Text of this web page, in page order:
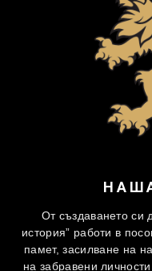
От създаването си
история” работи в
памет, засилване на
на забравени